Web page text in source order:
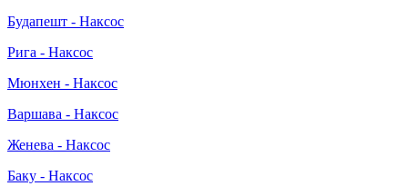
Будапешт - Наксос
Рига - Наксос
Мюнхен - Наксос
Варшава - Наксос
Женева - Наксос
Баку - Наксос